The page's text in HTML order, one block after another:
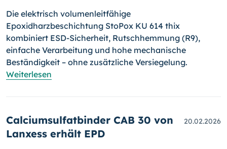
Die elektrisch volumenleitfähige
Epoxidharzbeschichtung StoPox KU 614 thix
kombiniert ESD-Sicherheit, Rutschhemmung (R9),
einfache Verarbeitung und hohe mechanische
Beständigkeit – ohne zusätzliche Versiegelung.
Weiterlesen
Calciumsulfatbinder CAB 30 von
Lanxess erhält EPD
20.02.2026